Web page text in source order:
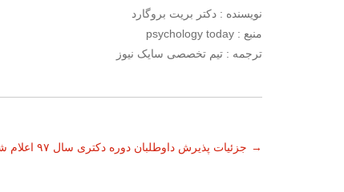
نویسنده : دکتر بریت بروگارد
منبع : psychology today
ترجمه : تیم تخصصی سایک نیوز
ناوبری
جزئیات پذیرش داوطلبان دوره دکتری سال ۹۷ اعلام شد →